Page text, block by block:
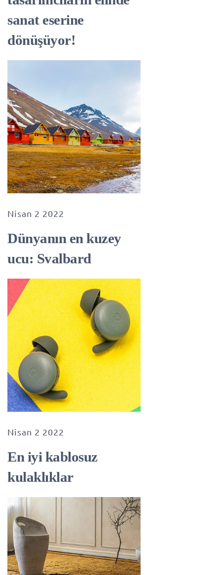
sanat eserine
dönüşüyor!
Nisan 2 2022
Dünyanın en kuzey
ucu: Svalbard
Nisan 2 2022
En iyi kablosuz
kulaklıklar